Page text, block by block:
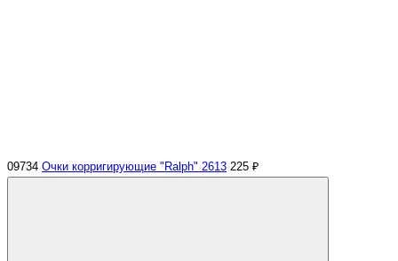
09734 Очки корригирующие "Ralph" 2613 225 ₽